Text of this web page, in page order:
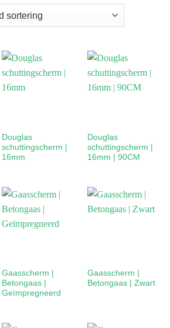
Douglas
schuttingscherm |
16mm
Douglas
schuttingscherm |
16mm | 90CM
Gaasscherm |
Betongaas |
Geïmpregneerd
Gaasscherm |
Betongaas | Zwart